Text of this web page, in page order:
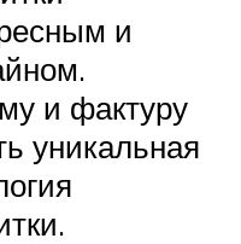
и
и фактуру
уникальная